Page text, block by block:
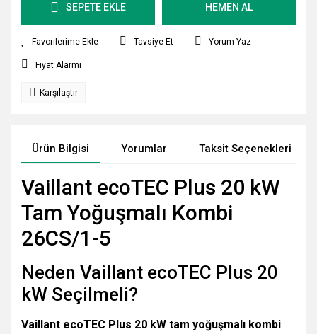
SEPETE EKLE HEMEN AL
Tavsiye Et Yorum Yaz
Fiyat Alarmı
Karşılaştır
Ürün Bilgisi Yorumlar Taksit Seçenekleri
Vaillant ecoTEC Plus 20 kW
Tam Yoğuşmalı Kombi
26CS/1-5
Neden Vaillant ecoTEC Plus 20
kW Seçilmeli?
Vaillant ecoTEC Plus 20 kW tam yoğuşmalı kombi